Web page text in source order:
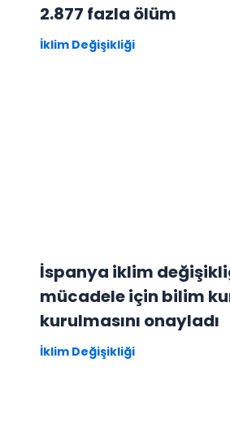
2.877 fazla ölüm
İklim Değişikliği
İspanya iklim
mücadele için bilim
kurulmasını onayladı
İklim Değişikliği